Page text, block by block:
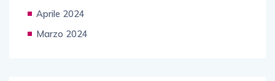
Aprile 2024
Marzo 2024